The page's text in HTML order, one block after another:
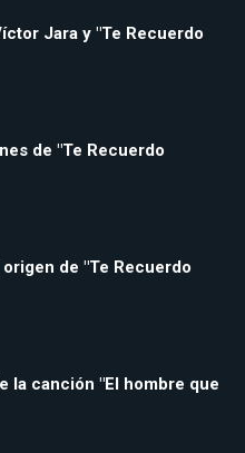
Jara y "Te Recuerdo
de "Te Recuerdo
de "Te Recuerdo
la canción "El hombre que